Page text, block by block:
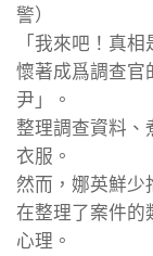
警）
「我來吧！真
懷著成爲調查官
尹」。
整理調查資料、
衣服。
然而，娜英鮮少
在整理了案件的
心理。